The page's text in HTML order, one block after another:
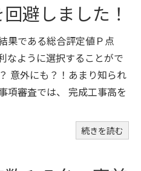
避しました！
果である総合評定値Ｐ点
なように選択することがで
意外にも？！あまり知られ
項審査では、 完成工事高を
続きを読む